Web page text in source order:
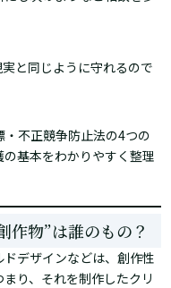
と同じように守れるので
不正競争防止法の4つの
基本をわかりやすく整理
作物”は誰のもの？
デザインなどは、創作性
り、それを制作したクリ